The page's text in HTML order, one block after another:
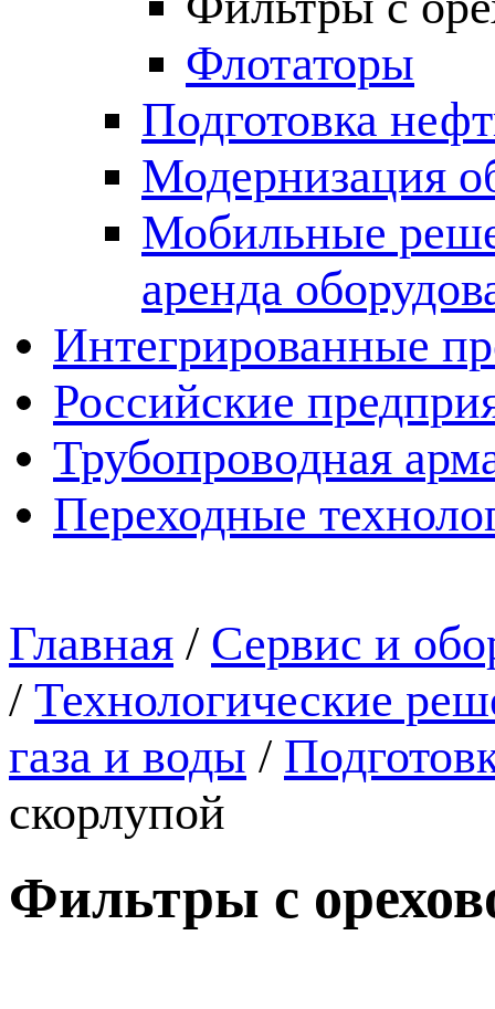
Флотаторы
Подготовка
Модернизация
Мобильные
аренда
Интегрированные
Российские
Трубопроводная
Переходные
Главная / Сервис и
/ Технологические
газа и воды /
скорлупой
Фильтры с